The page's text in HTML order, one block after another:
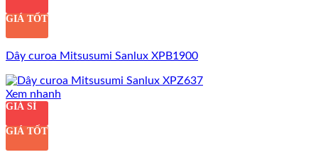
GIÁ TỐT
Dây curoa Mitsusumi Sanlux XPB1900
Xem nhanh
GIÁ SỈ
GIÁ TỐT